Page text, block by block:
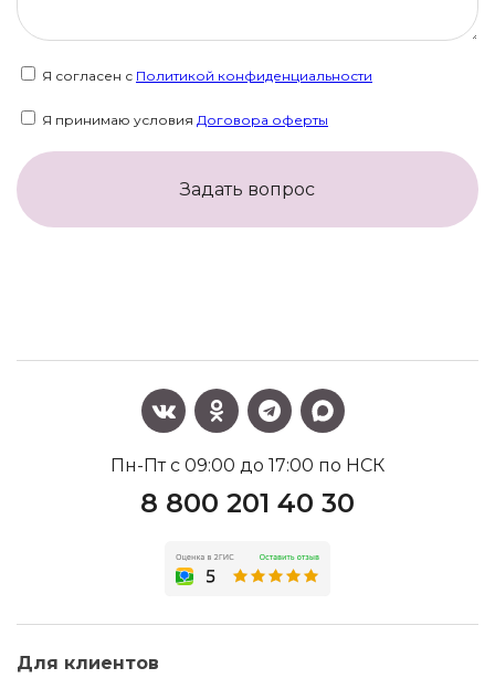
Я согласен с Политикой конфиденциальности
Я принимаю условия Договора оферты
Задать вопрос
Пн-Пт с 09:00 до 17:00 по НСК
8 800 201 40 30
Для клиентов